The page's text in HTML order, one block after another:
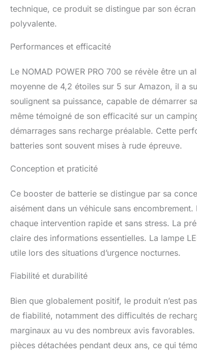
technique, ce produit se distingue par son
polyvalente.
Performances et efficacité
Le NOMAD POWER PRO 700 se révèle être
moyenne de 4,2 étoiles sur 5 sur Amazon, il a
soulignent sa puissance, capable de démarrer
même témoigné de son efficacité sur un
démarrages sans recharge préalable. Cette
batteries sont souvent mises à rude épreuve.
Conception et praticité
Ce booster de batterie se distingue par sa
aisément dans un véhicule sans
chaque intervention rapide et sans stress. La
claire des informations essentielles. La lampe
utile lors des situations d’urgence nocturnes.
Fiabilité et durabilité
Bien que globalement positif, le produit n’est
de fiabilité, notamment des difficultés de
marginaux au vu des nombreux avis
pièces détachées pendant deux ans, ce qui